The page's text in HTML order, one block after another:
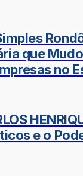
que
no
e o